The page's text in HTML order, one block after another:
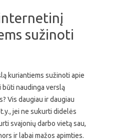
sužinoti
kuriantiems sužinoti apie
būti naudinga verslą
Vis daugiau ir daugiau
jei ne sukurti didelės
svajonių darbo vietą sau,
ir labai mažos apimties.